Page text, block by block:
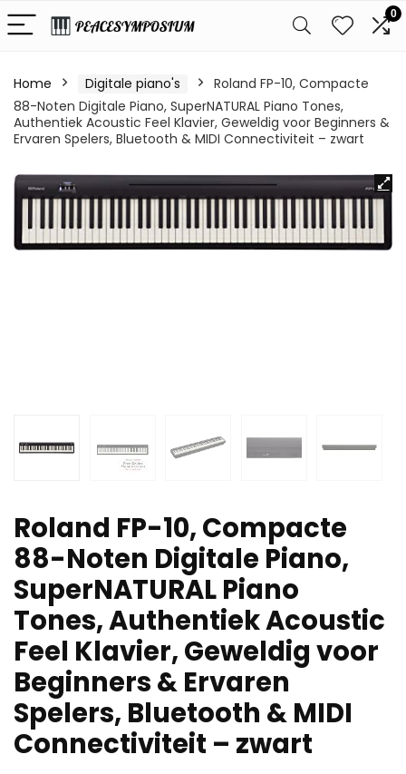
0
Home Digitale piano's
Roland FP-10, Compacte
88-Noten Digitale Piano, SuperNATURAL Piano Tones,
Authentiek Acoustic Feel Klavier, Geweldig voor Beginners &
Ervaren Spelers, Bluetooth & MIDI Connectiviteit – zwart
Roland FP-10, Compacte
88-Noten Digitale Piano,
SuperNATURAL Piano
Tones, Authentiek Acoustic
Feel Klavier, Geweldig voor
Beginners & Ervaren
Spelers, Bluetooth & MIDI
Connectiviteit – zwart